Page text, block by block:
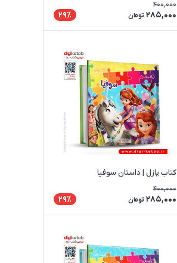
400,000
285,000 تومان 29٪
کتاب پازل | داستان سوفیا
400,000
285,000 تومان 29٪